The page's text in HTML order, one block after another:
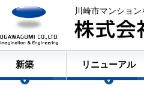
川崎市マンショ
新築 リニューアル